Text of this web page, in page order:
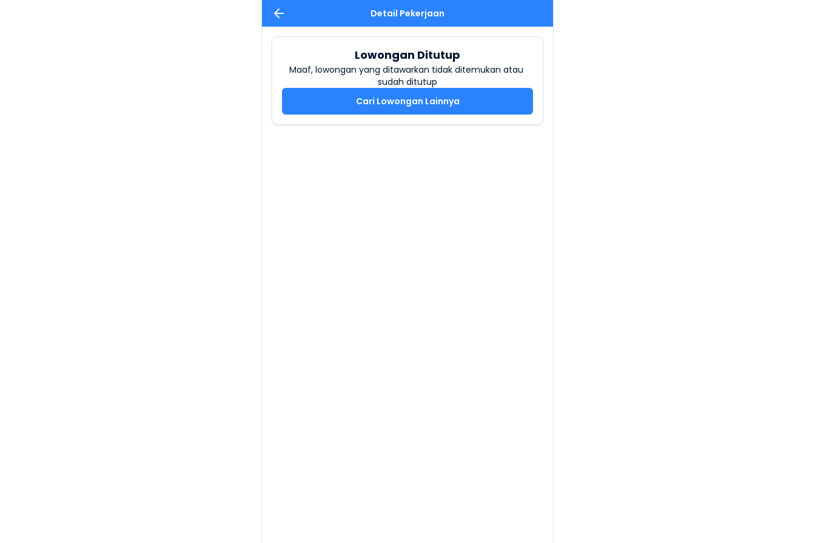
Detail Pekerjaan
Lowongan Ditutup
Maaf, lowongan yang ditawarkan tidak ditemukan atau
sudah ditutup
Cari Lowongan Lainnya